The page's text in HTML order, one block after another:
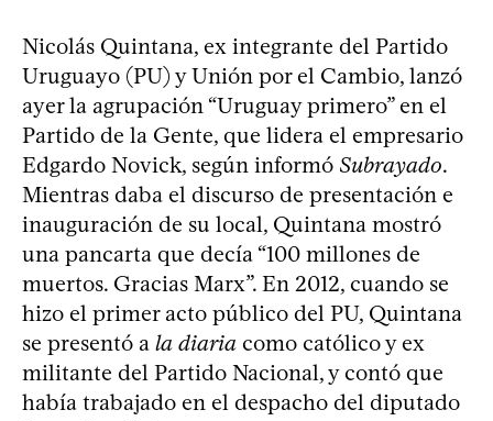
Nicolás Quintana, ex integrante del Partido
Uruguayo (PU) y Unión por el Cambio, lanzó
ayer la agrupación “Uruguay primero” en el
Partido de la Gente, que lidera el empresario
Edgardo Novick, según informó Subrayado.
Mientras daba el discurso de presentación e
inauguración de su local, Quintana mostró
una pancarta que decía “100 millones de
muertos. Gracias Marx”. En 2012, cuando se
hizo el primer acto público del PU, Quintana
se presentó a la diaria como católico y ex
militante del Partido Nacional, y contó que
había trabajado en el despacho del diputado